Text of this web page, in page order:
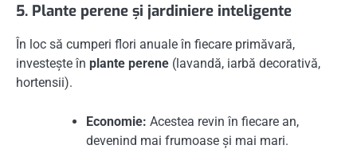
5. Plante perene și jardiniere inteligente
În loc să cumperi flori anuale în fiecare primăvară,
investește în plante perene (lavandă, iarbă decorativă,
hortensii).
Economie: Acestea revin în fiecare an,
devenind mai frumoase și mai mari.